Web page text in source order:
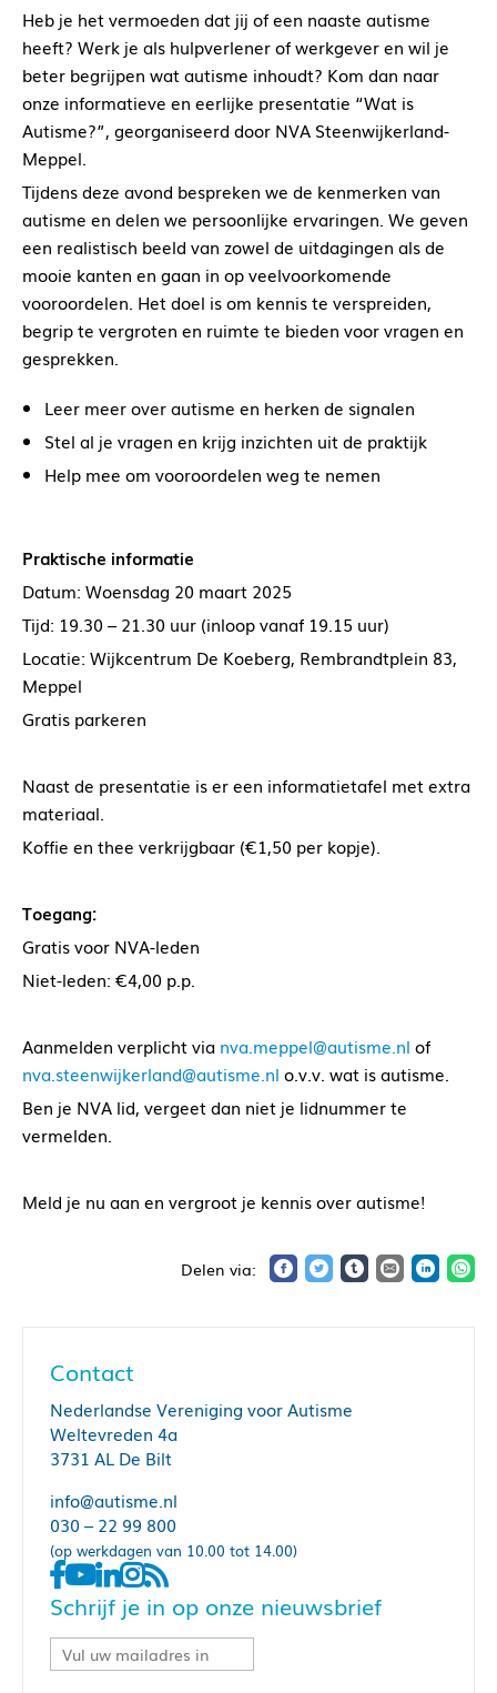
Heb je het vermoeden dat jij of een naaste autisme
heeft? Werk je als hulpverlener of werkgever en wil je
beter begrijpen wat autisme inhoudt? Kom dan naar
onze informatieve en eerlijke presentatie “Wat is
Autisme?”, georganiseerd door NVA Steenwijkerland-
Meppel.
Tijdens deze avond bespreken we de kenmerken van
autisme en delen we persoonlijke ervaringen. We geven
een realistisch beeld van zowel de uitdagingen als de
mooie kanten en gaan in op veelvoorkomende
vooroordelen. Het doel is om kennis te verspreiden,
begrip te vergroten en ruimte te bieden voor vragen en
gesprekken.
Leer meer over autisme en herken de signalen
Stel al je vragen en krijg inzichten uit de praktijk
Help mee om vooroordelen weg te nemen
Praktische informatie
Datum: Woensdag 20 maart 2025
Tijd: 19.30 – 21.30 uur (inloop vanaf 19.15 uur)
Locatie: Wijkcentrum De Koeberg, Rembrandtplein 83,
Meppel
Gratis parkeren
Naast de presentatie is er een informatietafel met extra
materiaal.
Koffie en thee verkrijgbaar (€1,50 per kopje).
Toegang:
Gratis voor NVA-leden
Niet-leden: €4,00 p.p.
Aanmelden verplicht via nva.meppel@autisme.nl of
nva.steenwijkerland@autisme.nl o.v.v. wat is autisme.
Ben je NVA lid, vergeet dan niet je lidnummer te
vermelden.
Meld je nu aan en vergroot je kennis over autisme!
Contact
Nederlandse Vereniging voor Autisme
Weltevreden 4a
3731 AL De Bilt
info@autisme.nl
030 – 22 99 800
(op werkdagen van 10.00 tot 14.00)
Schrijf je in op onze nieuwsbrief